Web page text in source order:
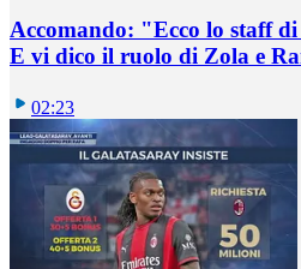
Accomando: "Ecco lo staff
E vi dico il ruolo di Zola e
02:23